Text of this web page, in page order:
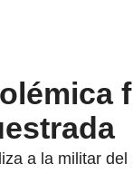
a la militar